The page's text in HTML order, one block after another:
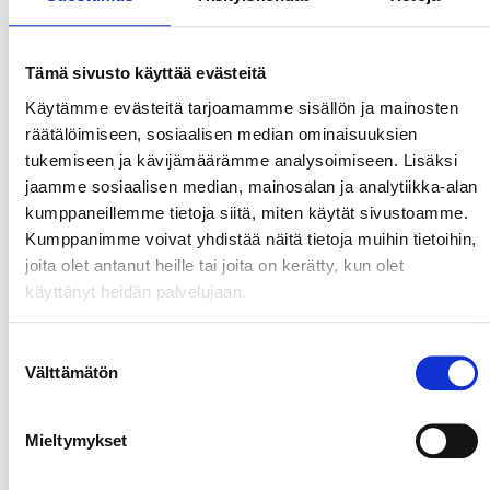
Tämä sivusto käyttää evästeitä
Käytämme evästeitä tarjoamamme sisällön ja mainosten
räätälöimiseen, sosiaalisen median ominaisuuksien
tukemiseen ja kävijämäärämme analysoimiseen. Lisäksi
jaamme sosiaalisen median, mainosalan ja analytiikka-alan
kumppaneillemme tietoja siitä, miten käytät sivustoamme.
Kumppanimme voivat yhdistää näitä tietoja muihin tietoihin,
joita olet antanut heille tai joita on kerätty, kun olet
käyttänyt heidän palvelujaan.
valinta
Välttämätön
Mieltymykset
Muita julkaisuja
Leskisenoja, E . 2024. Kun koulu ei kukoistakaan: Miten
saada positiivinen pedagogiikka toimimaan. Jyväskylä:
Santalahti.
Leskisenoja, E. 2023. PERMA-teoria hyvinvointiopetuksen
kivijalkana. Teoksessa L. Uusitalo (toim.) Positiivisen
Leskisenoja, E
. 2023. Vahvuusperustaisuus ohjauksen
lähtökohtana. Teoksessa H. Mouhu &amp; P. Kurttila (toim.)
eNorssi – Opettajankouluttajien yhteistyöverkosto, 48–52.